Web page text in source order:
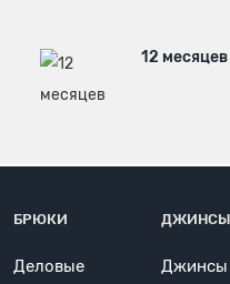
12 месяцев
БРЮКИ
Деловые
ДЖИНСЫ
Джинсы